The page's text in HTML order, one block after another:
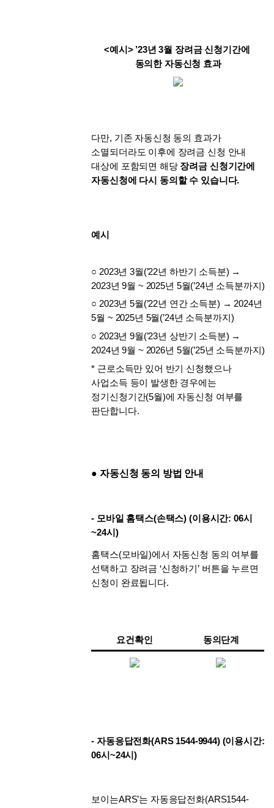
<예시> ’23년 3월 장려금 신청기간에
동의한 자동신청 효과
다만, 기존 자동신청 동의 효과가
소멸되더라도 이후에 장려금 신청 안내
대상에 포함되면 해당 장려금 신청기간에
자동신청에 다시 동의할 수 있습니다.
예시
○ 2023년 3월(’22년 하반기 소득분) →
2023년 9월 ~ 2025년 5월(’24년 소득분까지)
○ 2023년 5월(’22년 연간 소득분) → 2024년
5월 ~ 2025년 5월(’24년 소득분까지)
○ 2023년 9월(’23년 상반기 소득분) →
2024년 9월 ~ 2026년 5월(’25년 소득분까지)
* 근로소득만 있어 반기 신청했으나
사업소득 등이 발생한 경우에는
정기신청기간(5월)에 자동신청 여부를
판단합니다.
● 자동신청 동의 방법 안내
- 모바일 홈택스(손택스) (이용시간: 06시
~24시)
홈택스(모바일)에서 자동신청 동의 여부를
선택하고 장려금 ‘신청하기’ 버튼을 누르면
신청이 완료됩니다.
요건확인 동의단계
- 자동응답전화(ARS 1544-9944) (이용시간:
06시~24시)
보이는ARS’는 자동응답전화(ARS1544-